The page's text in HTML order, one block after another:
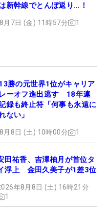
新幹線でとんぼ返り…！
月7日 (金) 11時57分 1
勝の元世界1位がキャリア
ーオフ進出逃す 18年連
録も終止符「何事も永遠に
ない」
月8日 (土) 10時00分 1
田祐香、吉澤柚月が首位タ
浮上 金田久美子が1差3位
年8月8日 (土) 16時21分
1